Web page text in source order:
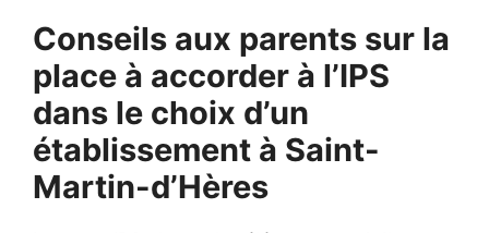
Conseils aux parents sur la
place à accorder à l’IPS
dans le choix d’un
établissement à Saint-
Martin-d’Hères